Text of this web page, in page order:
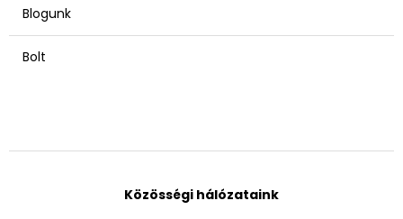
Blogunk
Bolt
Közösségi hálózataink